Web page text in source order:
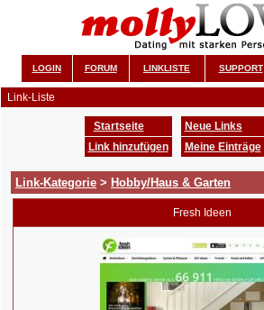
LOGIN FORUM LINKLISTE SUPPORT
Link-Liste
Startseite Neue Links
Link hinzufügen
Meine Einträge
Link-Kategorie > Hobby/Haus & Garten
Fresh Ideen